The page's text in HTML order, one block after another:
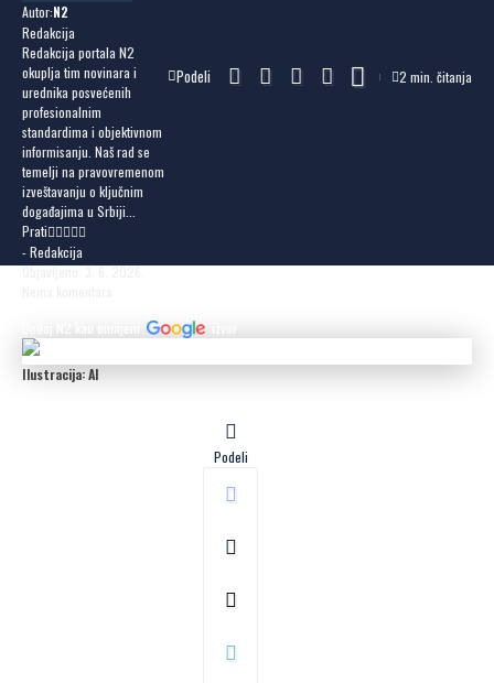
Autor:N2
Redakcija
Redakcija portala N2
okuplja tim novinara i
urednika posvećenih
profesionalnim
standardima i objektivnom
informisanju. Naš rad se
temelji na pravovremenom
izveštavanju o ključnim
događajima u Srbiji...
Prati
- Redakcija
Objavljeno: 3. 6. 2026.
Podeli 2 min. čitanja
Ilustracija: AI
Podeli